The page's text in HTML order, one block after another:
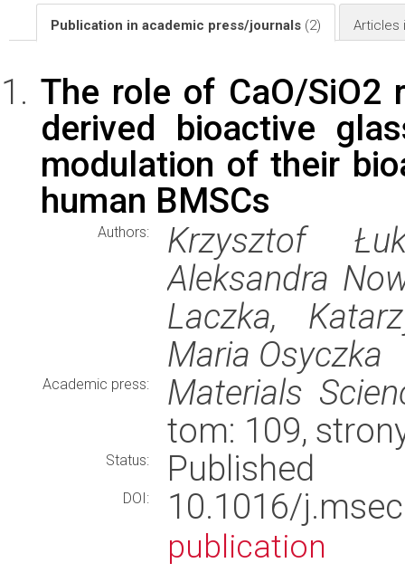
Publication in academic press/journals (2) Articles
The role of CaO/SiO2
derived bioactive
modulation of their
human BMSCs
Authors:
Krzysztof
Aleksandra
Laczka,
Maria Osyczka
Academic press:
Materials
tom: 109,
Status: Published
DOI: 10.1016/
publication